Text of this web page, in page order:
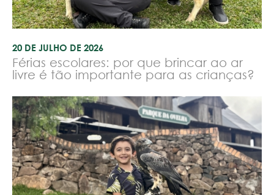
20 DE JULHO DE 2026
Férias escolares: por que brincar ao ar
livre é tão importante para as crianças?